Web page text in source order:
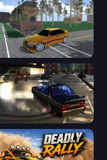
Obby: Car Crash Sandbox
City Classic Car Driving: 131